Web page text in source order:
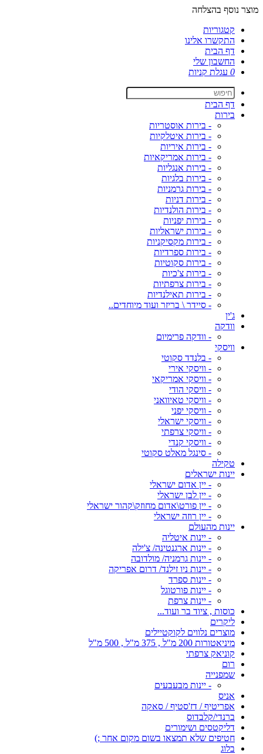
מוצר נוסף בהצלחה
קטגוריות
התקשרו אלינו
דף הבית
החשבון שלי
0 עגלת קניות
דף הבית
בירות
- בירות אוסטריות
- בירות איטלקיות
- בירות איריות
- בירות אמריקאיות
- בירות אנגליות
- בירות בלגיות
- בירות גרמניות
- בירות דניות
- בירות הולנדיות
- בירות יפניות
- בירות ישראליות
- בירות מקסיקניות
- בירות ספרדיות
- בירות סקוטיות
- בירות צ'כיות
- בירות צרפתיות
- בירות תאילנדיות
- סיידר \ בריזר ועוד מיוחדים..
ג'ין
וודקה
- וודקה פרימיום
וויסקי
- בלנדד סקוטי
- וויסקי אירי
- וויסקי אמריקאי
- וויסקי הודי
- וויסקי טאיוואני
- וויסקי יפני
- וויסקי ישראלי
- וויסקי צרפתי
- וויסקי קנדי
- סינגל מאלט סקוטי
טקילה
יינות ישראלים
- יין אדום ישראלי
- יין לבן ישראלי
- יין פורט\אדום מחוזק\קהור ישראלי
- יין רוזה ישראלי
יינות מהעולם
- יינות איטליה
- יינות ארגנטינה/ צ'ילה
- יינות גרמניה/ מולדובה
- יינות ניו זילנד/ דרום אפריקה
- יינות ספרד
- יינות פורטוגל
- יינות צרפת
כוסות , ציוד בר ועוד...
ליקרים
מוצרים נלווים לקוקטיילים
מיניאטורות 200 מ"ל , 375 מ"ל , 500 מ"ל
קוניאק צרפתי
רום
שמפנייה
- יינות מבעבעים
אניס
אפריטיף / דז'סטיף / סאקה
ברנדי/קלבדוס
דליקטסים ושימורים
חטיפים שלא תמצאו בשום מקום אחר ;)
בלוג